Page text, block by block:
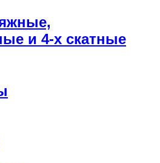
и 4-х скатные